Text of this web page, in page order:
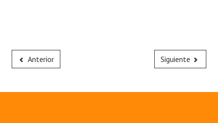
Anterior Siguiente